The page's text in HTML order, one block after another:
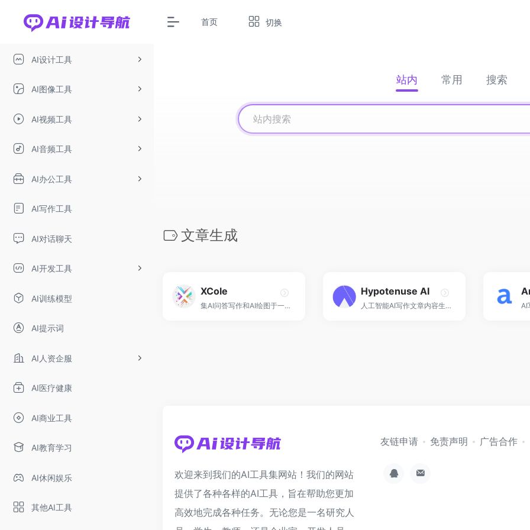
AI设计工具
AI图像工具
AI视频工具
AI音频工具
AI办公工具
AI写作工具
AI对话聊天
AI开发工具
AI训练模型
AI提示词
AI人资企服
AI医疗健康
AI商业工具
AI教育学习
AI休闲娱乐
其他AI工具
首页 切换
站内 常用 搜索
文章生成
XCole
集AI问答写作和AI绘图于一体的AI创作平台！
Hypotenuse AI
人工智能AI写作文章内容生成器！
欢迎来到我们的AI工具集网站！我们的网站
提供了各种各样的AI工具，旨在帮助您更加
高效地完成各种任务。无论您是一名研究人
友链申请 免责声明 广告合作